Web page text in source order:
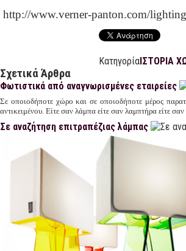
http://www.verner-panton.com/
ΚατηγορίαΙΣΤΟΡΙΑ
Σχετικά Άρθρα
Φωτιστικά από αναγνωρισμένες εταιρείες
Σε οποιοδήποτε χώρο και σε οποιοδήποτε μέρος
αντικειμένου. Είτε σαν λάμπα είτε σαν λαμπτήρα είτε
Σε αναζήτηση επιτραπέζιας λάμπας